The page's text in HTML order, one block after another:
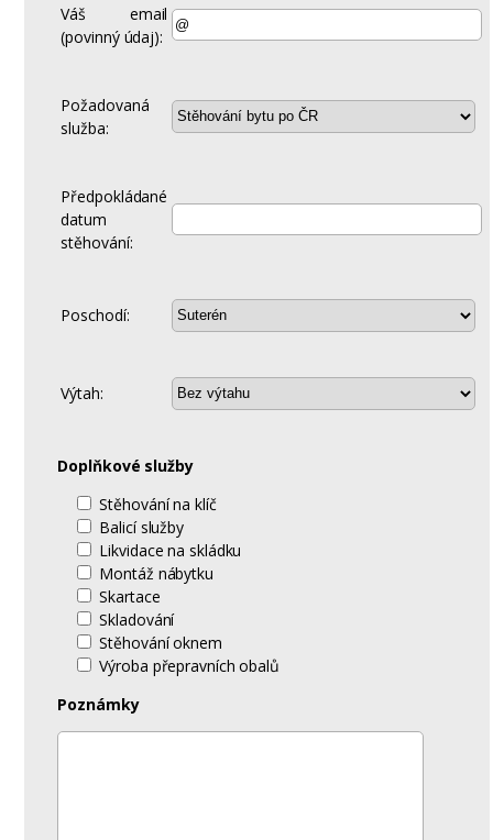
Váš email
(povinný údaj):
Požadovaná
služba:
Předpokládané
datum
stěhování:
Poschodí:
Výtah:
Doplňkové služby
Stěhování na klíč
Balicí služby
Likvidace na skládku
Montáž nábytku
Skartace
Skladování
Stěhování oknem
Výroba přepravních obalů
Poznámky